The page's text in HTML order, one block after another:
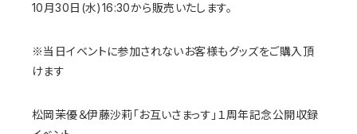
10月30日(水)16:30から販売いたします。
※当日イベントに参加されないお客様もグッズをご購入頂
けます
松岡茉優＆伊藤沙莉「お互いさまっす」１周年記念公開収録